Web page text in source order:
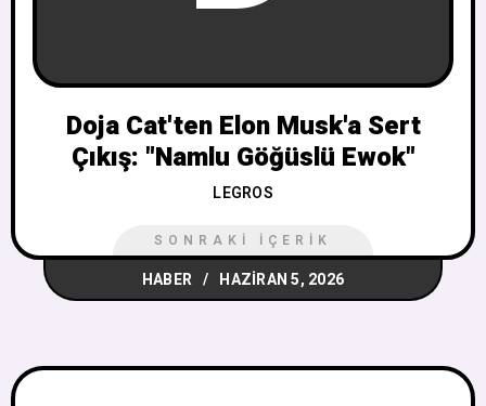
Doja Cat'ten Elon Musk'a Sert
Çıkış: "Namlu Göğüslü Ewok"
LEGROS
SONRAKI İÇERIK
HABER HAZIRAN 5, 2026